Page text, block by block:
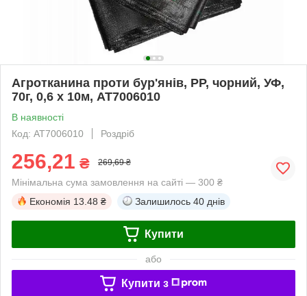
Агротканина проти бур'янів, РР, чорний, УФ,
70г, 0,6 х 10м, AT7006010
В наявності
Код: AT7006010
Роздріб
256,21 ₴ 269,69 ₴
Мінімальна сума замовлення на сайті — 300 ₴
Економія 13.48 ₴ Залишилось 40 днів
Купити
або
Купити з